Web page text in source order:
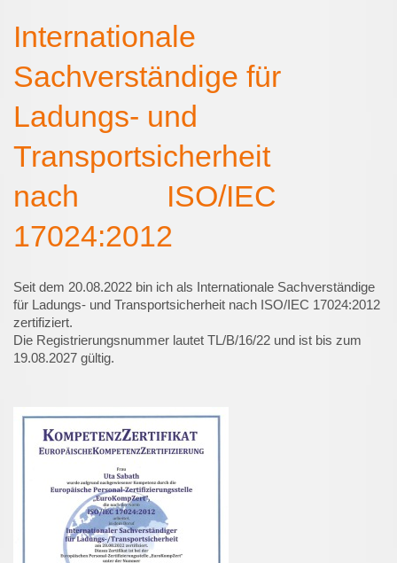
Internationale
Sachverständige für
Ladungs- und
Transportsicherheit
nach ISO/IEC
17024:2012
Seit dem 20.08.2022 bin ich als Internationale Sachverständige
für Ladungs- und Transportsicherheit nach ISO/IEC 17024:2012
zertifiziert.
Die Registrierungsnummer lautet TL/B/16/22 und ist bis zum
19.08.2027 gültig.